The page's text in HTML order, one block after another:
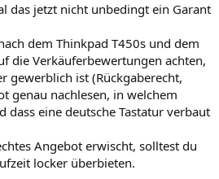
das jetzt nicht unbedingt ein Garant
dem Thinkpad T450s und dem
die Verkäuferbewertungen achten,
gewerblich ist (Rückgaberecht,
genau nachlesen, in welchem
dass eine deutsche Tastatur verbaut
Angebot erwischt, solltest du
locker überbieten.